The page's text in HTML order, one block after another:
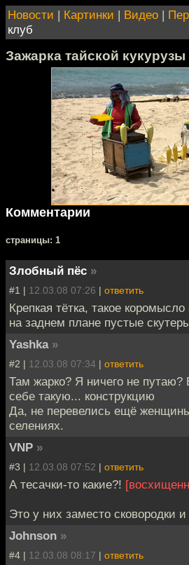
Новости | Картинки | Видео |
клуб
Зажарка тайской кукурузы
Комментарии
cтраницы: 1
Злобный пёс »
#1 | 12.03.08 07:26 | ответить
Крепкая тётка, такое
на заднем плане пустые
Yashka »
#2 | 12.03.08 07:34 | ответить
Там жарко? Я ничего не путаю?
себе такую... конструкцию
Да, не перевелись ещё
селениях.
VNP »
#3 | 12.03.08 07:52 | ответить
А тесачки-то какие?!
Это у них заместо сковородки и
Johnson »
#4 | 12.03.08 08:17 | ответить